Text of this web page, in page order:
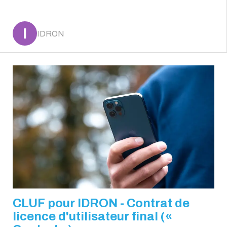
I IDRON
CLUF pour IDRON - Contrat de
licence d'utilisateur final («